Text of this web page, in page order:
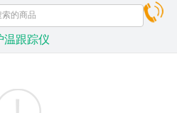
温跟踪仪